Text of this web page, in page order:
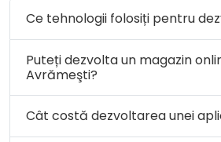
Ce tehnologii folosiți pentru
Puteți dezvolta un magazin
Avrămeşti?
Cât costă dezvoltarea unei